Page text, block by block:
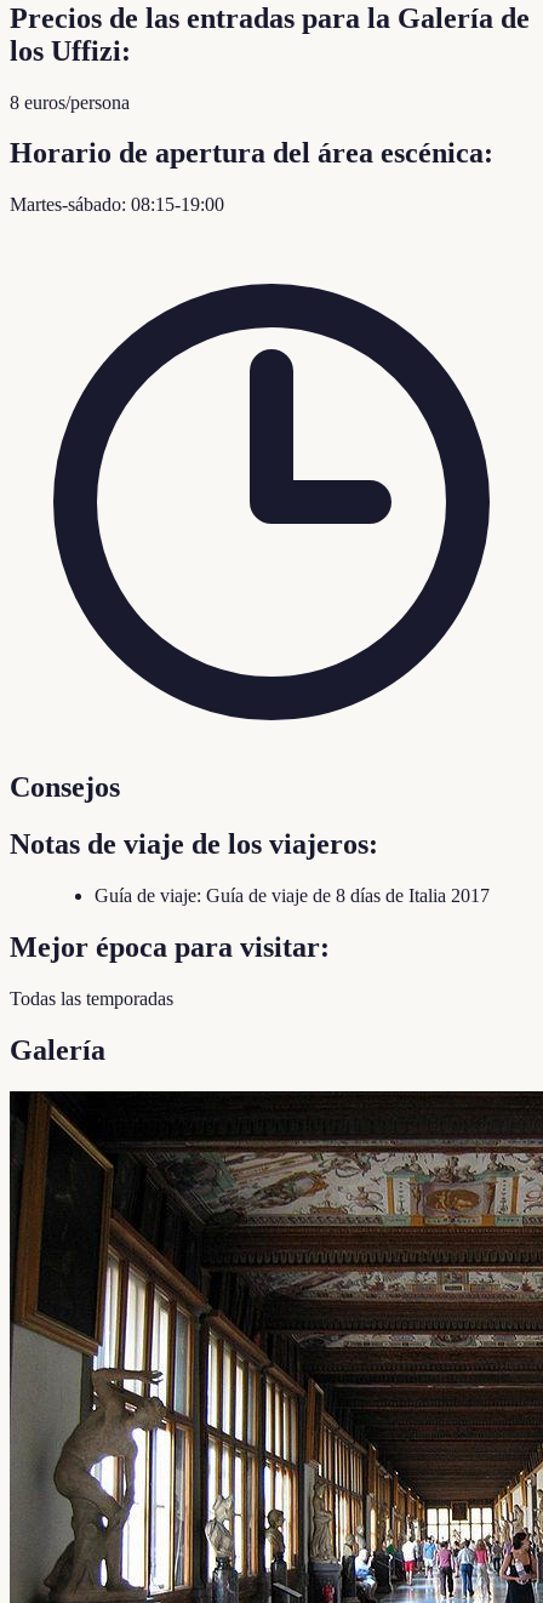
Precios de las entradas para la Galería de
los Uffizi:
8 euros/persona
Horario de apertura del área escénica:
Martes-sábado: 08:15-19:00
Consejos
Notas de viaje de los viajeros:
Guía de viaje: Guía de viaje de 8 días de Italia 2017
Mejor época para visitar:
Todas las temporadas
Galería